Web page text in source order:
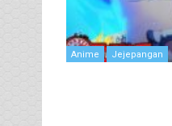
Anime Jejepangan